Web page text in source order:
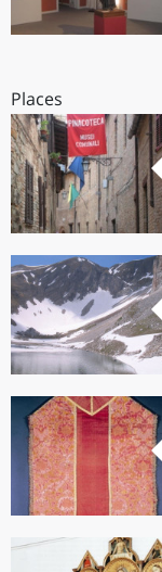
Places